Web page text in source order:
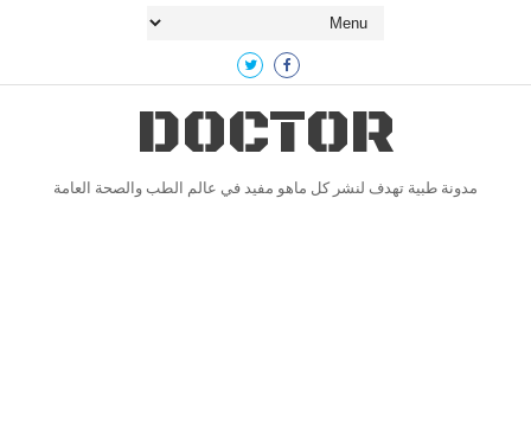
DOCTOR
مدونة طبية تهدف لنشر كل ماهو مفيد في عالم الطب والصحة العامة